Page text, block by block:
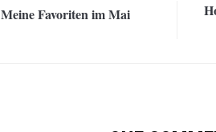
Meine Favoriten im Mai